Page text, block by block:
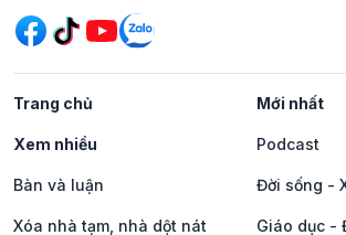
Trang chủ Mới nhất
Xem nhiều Podcast
Bàn và luận Đời sống -
Xóa nhà tạm, nhà dột nát Giáo dục -